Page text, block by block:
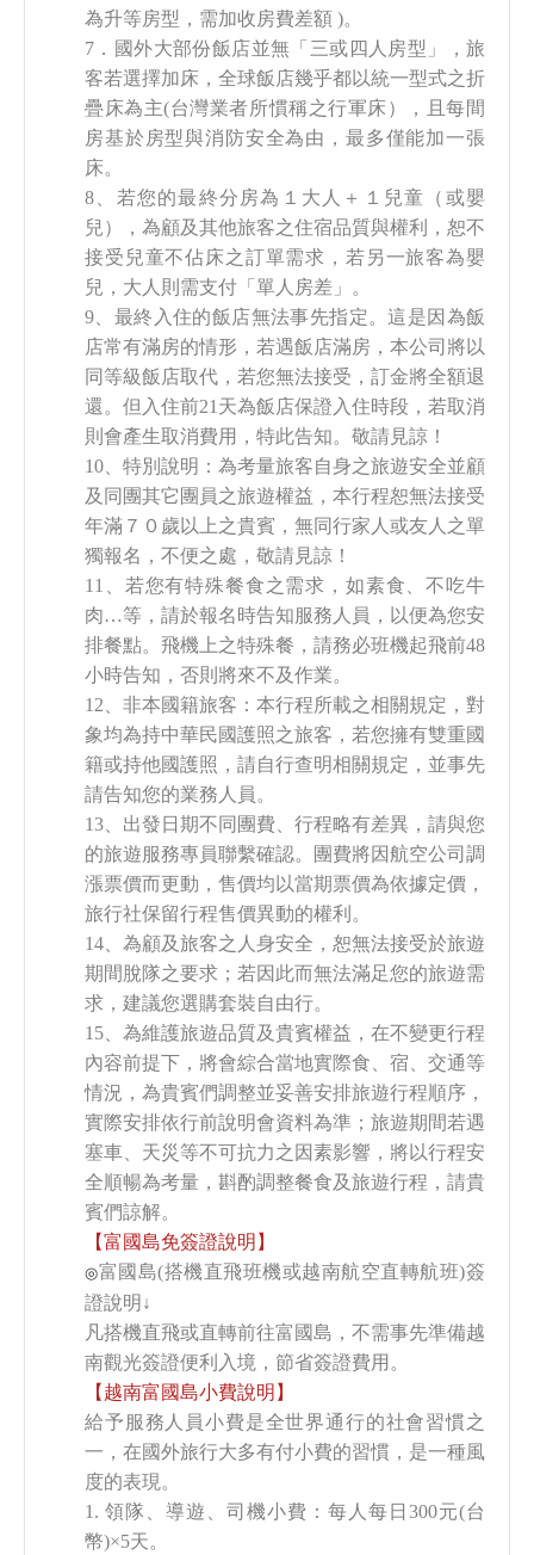
為升等房型，需加收房費差額 )。
7．國外大部份飯店並無「三或四人房型」，旅
客若選擇加床，全球飯店幾乎都以統一型式之折
疊床為主(台灣業者所慣稱之行軍床），且每間
房基於房型與消防安全為由，最多僅能加一張
床。
8、若您的最終分房為１大人＋１兒童（或嬰
兒），為顧及其他旅客之住宿品質與權利，恕不
接受兒童不佔床之訂單需求，若另一旅客為嬰
兒，大人則需支付「單人房差」。
9、最終入住的飯店無法事先指定。這是因為飯
店常有滿房的情形，若遇飯店滿房，本公司將以
同等級飯店取代，若您無法接受，訂金將全額退
還。但入住前21天為飯店保證入住時段，若取消
則會產生取消費用，特此告知。敬請見諒！
10、特別說明：為考量旅客自身之旅遊安全並顧
及同團其它團員之旅遊權益，本行程恕無法接受
年滿７０歲以上之貴賓，無同行家人或友人之單
獨報名，不便之處，敬請見諒！
11、若您有特殊餐食之需求，如素食、不吃牛
肉…等，請於報名時告知服務人員，以便為您安
排餐點。飛機上之特殊餐，請務必班機起飛前48
小時告知，否則將來不及作業。
12、非本國籍旅客：本行程所載之相關規定，對
象均為持中華民國護照之旅客，若您擁有雙重國
籍或持他國護照，請自行查明相關規定，並事先
請告知您的業務人員。
13、出發日期不同團費、行程略有差異，請與您
的旅遊服務專員聯繫確認。團費將因航空公司調
漲票價而更動，售價均以當期票價為依據定價，
旅行社保留行程售價異動的權利。
14、為顧及旅客之人身安全，恕無法接受於旅遊
期間脫隊之要求；若因此而無法滿足您的旅遊需
求，建議您選購套裝自由行。
15、為維護旅遊品質及貴賓權益，在不變更行程
內容前提下，將會綜合當地實際食、宿、交通等
情況，為貴賓們調整並妥善安排旅遊行程順序，
實際安排依行前說明會資料為準；旅遊期間若遇
塞車、天災等不可抗力之因素影響，將以行程安
全順暢為考量，斟酌調整餐食及旅遊行程，請貴
賓們諒解。
【富國島免簽證說明】
◎富國島(搭機直飛班機或越南航空直轉航班)簽
證說明↓
凡搭機直飛或直轉前往富國島，不需事先準備越
南觀光簽證便利入境，節省簽證費用。
【越南富國島小費說明】
給予服務人員小費是全世界通行的社會習慣之
一，在國外旅行大多有付小費的習慣，是一種風
度的表現。
1. 領隊、導遊、司機小費：每人每日300元(台
幣)×5天。